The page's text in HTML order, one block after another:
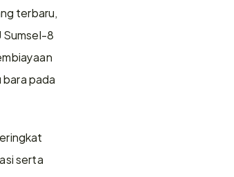
terbaru,
Sumsel-8
pada
serta